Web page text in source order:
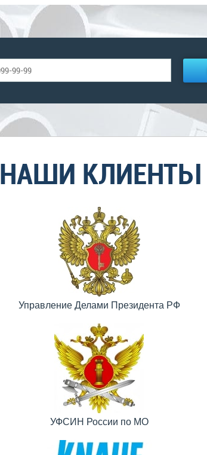
НАШИ КЛИЕНТЫ
Управление Делами Президента РФ
УФСИН России по МО